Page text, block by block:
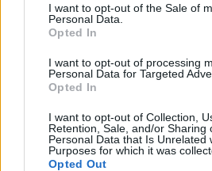
I want to opt-out of the Sale of
Personal Data.
Opted In
I want to opt-out of processing
Personal Data for Targeted
Opted In
I want to opt-out of Collection,
Retention, Sale, and/or Sharing
Personal Data that Is Unrelated
Purposes for which it was
Opted Out
Θες αστραφτερό
χαμόγελο; 7 τροφές
που πρέπει να
αποφεύγεις